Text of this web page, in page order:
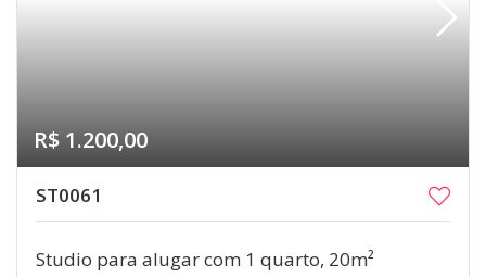
R$ 1.200,00
ST0061
Studio para alugar com 1 quarto, 20m²